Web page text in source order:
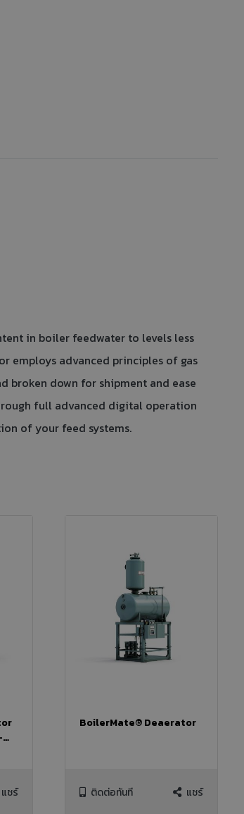
in boiler feedwater to levels less
employs advanced principles of gas
broken down for shipment and ease
full advanced digital operation
of your feed systems.
แชร์
BoilerMate® Deaerator
ติดต่อทันที แชร์